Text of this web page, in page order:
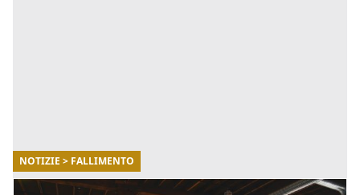
NOTIZIE > FALLIMENTO
03/03/2022